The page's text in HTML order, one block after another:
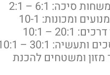
סיכה: 6:1 – 2:1
ומכונות: 10-1
– 10:1
30:1 – 10:1
מזון ומשטחים להכנת